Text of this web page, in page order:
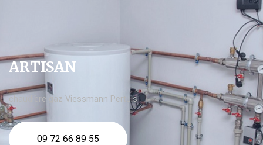
ARTISAN
chaudière gaz Viessmann Pertuis
09 72 66 89 55